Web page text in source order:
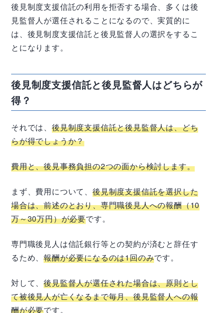
後見制度支援信託の利用を拒否する場合、多くは後
見監督人が選任されることになるので、実質的に
は、後見制度支援信託と後見監督人の選択をするこ
とになります。
後見制度支援信託と後見監督人はどちらが
得？
それでは、 後見制度支援信託と後見監督人は、どち
らが得でしょうか？
費用と、後見事務負担の2つの面から検討します。
まず、費用について、 後見制度支援信託を選択した
場合は、前述のとおり、専門職後見人への報酬（10
万～30万円）が必要です。
専門職後見人は信託銀行等との契約が済むと辞任す
るため、報酬が必要になるのは1回のみです。
対して、後見監督人が選任された場合は、原則とし
て被後見人が亡くなるまで毎月、後見監督人への報
酬が必要です。